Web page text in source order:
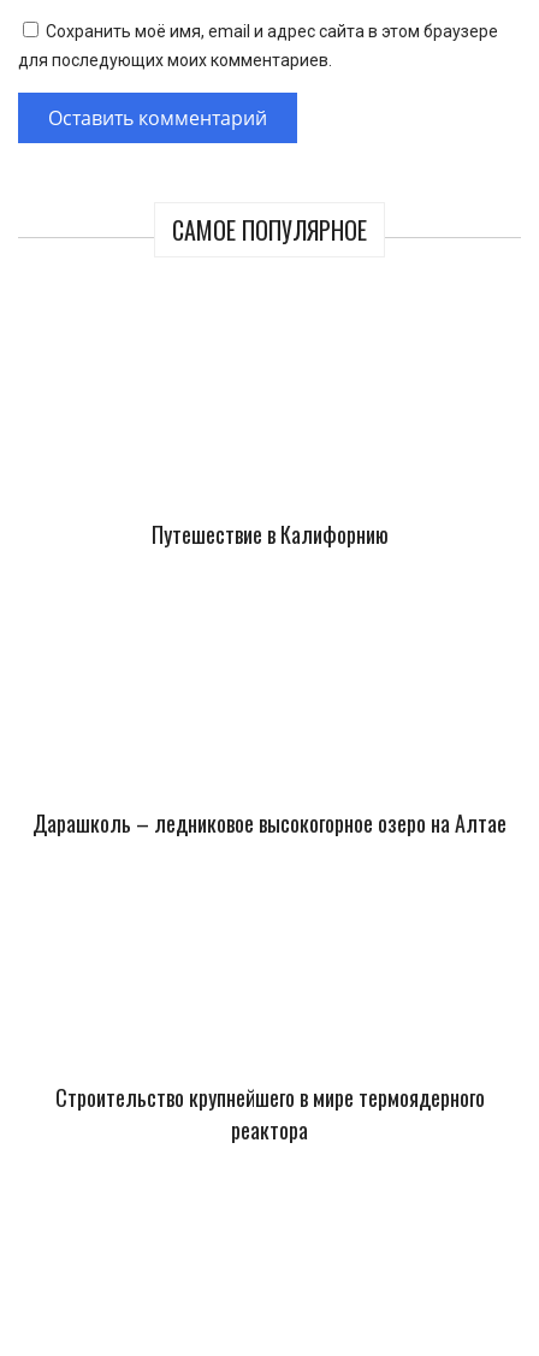
САМОЕ ПОПУЛЯРНОЕ
Путешествие в Калифорнию
Дарашколь – ледниковое высокогорное озеро на Алтае
Строительство крупнейшего в мире термоядерного
реактора
Сохранить моё имя, email и адрес сайта в этом браузере
для последующих моих комментариев.